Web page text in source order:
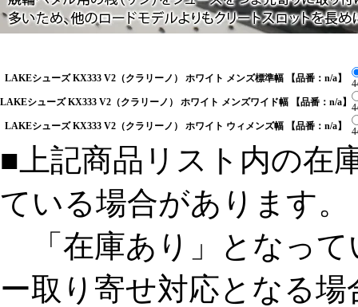
LAKEシューズ KX333 V2（クラリーノ） ホワイト メンズ標準幅 【品番：n/a】
LAKEシューズ KX333 V2（クラリーノ） ホワイト メンズワイド幅 【品番：n/a】
LAKEシューズ KX333 V2（クラリーノ） ホワイト ウィメンズ幅 【品番：n/a】
■上記商品リスト内の在
ている場合があります。
「在庫あり」となって
ー取り寄せ対応となる